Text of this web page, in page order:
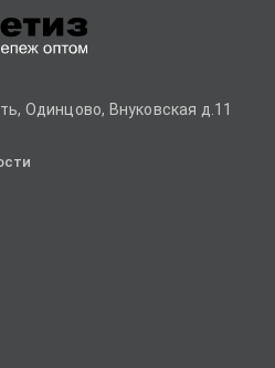
Одинцово, Внуковская д.11